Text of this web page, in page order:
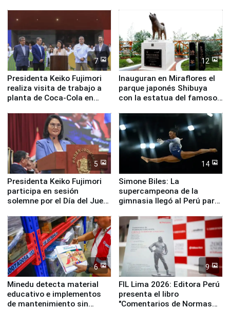
7
Presidenta Keiko Fujimori
realiza visita de trabajo a
planta de Coca-Cola en
12
Inauguran en Miraflores el
parque japonés Shibuya
con la estatua del famoso
5
Presidenta Keiko Fujimori
participa en sesión
solemne por el Día del Juez
14
Simone Biles: La
supercampeona de la
gimnasia llegó al Perú para
Panamericanos Lima 2027
6
Minedu detecta material
educativo e implementos
de mantenimiento sin
9
FIL Lima 2026: Editora Perú
presenta el libro
"Comentarios de Normas